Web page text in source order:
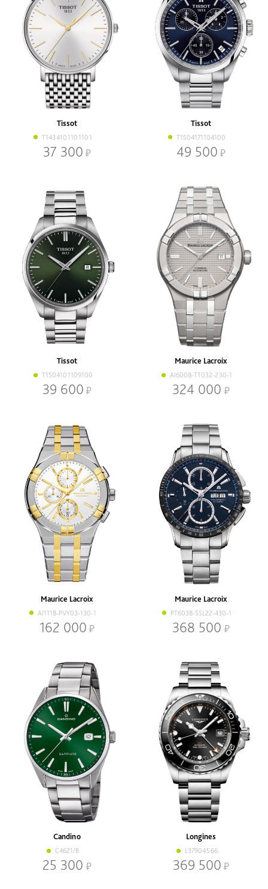
Tissot
T1434101101101
37 300
Tissot
T1504171104100
49 500
Tissot
T1504101109100
39 600
Maurice Lacroix
AI6008-TT032-230-1
324 000
Maurice Lacroix
AI1118-PVY03-130-1
162 000
Maurice Lacroix
PT6038-SSL22-430-1
368 500
Candino
C4621/B
25 300
Longines
L37904566
369 500